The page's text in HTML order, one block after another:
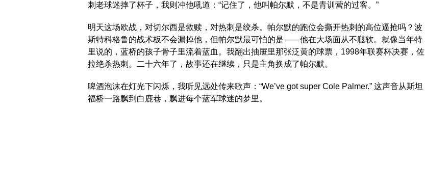
刺老球迷摔了杯子，我则冲他吼道：“记住了，他叫帕尔默，不是青训营的过客。”
明天这场欧战，对切尔西是救赎，对热刺是绞杀。帕尔默的跑位会撕开热刺的高位逼抢吗？波
斯特科格鲁的战术板不会漏掉他，但帕尔默最可怕的是——他在大场面从不腿软。就像当年特
里说的，蓝桥的孩子骨子里流着蓝血。我翻出抽屉里那张泛黄的球票，1998年联赛杯决赛，佐
拉绝杀热刺。二十六年了，故事还在继续，只是主角换成了帕尔默。
啤酒泡沫在灯光下闪烁，我听见远处传来歌声：“We’ve got super Cole Palmer.” 这声音从斯坦
福桥一路飘到白鹿巷，飘进每个蓝军球迷的梦里。